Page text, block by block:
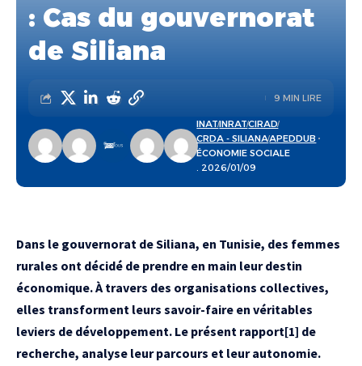
: Cas du gouvernorat
de Siliana
. 2026/01/09
INATINRATCIRAD
CRDA - SILIANAAPEDDUB
ÉCONOMIE SOCIALE
9 MIN LIRE
Dans le gouvernorat de Siliana, en Tunisie, des femmes
rurales ont décidé de prendre en main leur destin
économique. À travers des organisations collectives,
elles transforment leurs savoir-faire en véritables
leviers de développement. Le présent rapport[1] de
recherche, analyse leur parcours et leur autonomie.